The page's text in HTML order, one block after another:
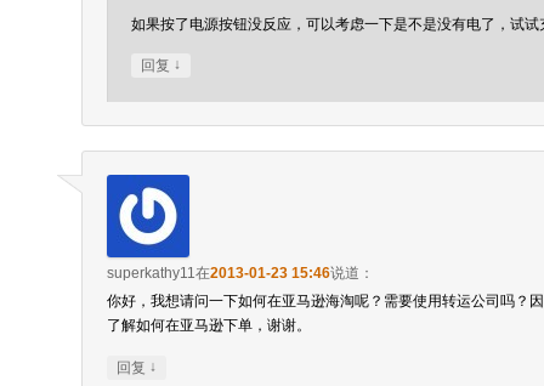
如果按了电源按钮没反应，可以考虑一下是不是没有电了，试
回复 ↓
superkathy11在2013-01-23 15:46说道：
你好，我想请问一下如何在亚马逊海淘呢？需要使用转运公司吗？
了解如何在亚马逊下单，谢谢。
回复 ↓